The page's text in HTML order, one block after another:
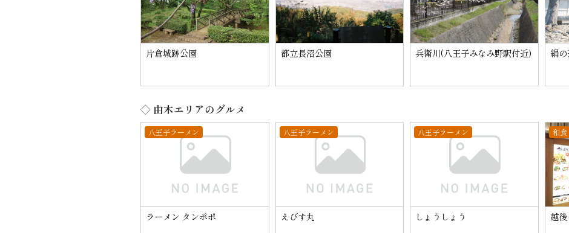
片倉城跡公園 都立長沼公園 兵衛川(八王子みなみ野駅付近) 絹
◇ 由木エリアのグルメ
八王子ラーメン
ラーメン タンポポ
八王子ラーメン
えびす丸
八王子ラーメン
しょうしょう
和食
越